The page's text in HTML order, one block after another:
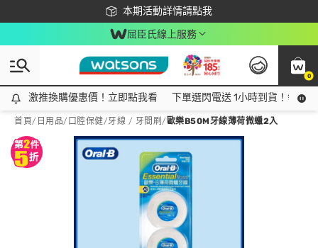
本期活動詳情請點我
下載app最高回饋$350
屈臣氏線上服務
0
激推換購優惠價！立即點我看
激推換購優惠價！立即點我看 下單選閃電送 1小時到貨！領神
首頁/ 日用品/ 口腔保健/牙線 / 牙間刷 / 歐樂B50M牙線薄荷微蠟2入